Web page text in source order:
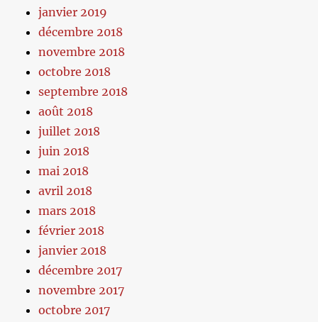
janvier 2019
décembre 2018
novembre 2018
octobre 2018
septembre 2018
août 2018
juillet 2018
juin 2018
mai 2018
avril 2018
mars 2018
février 2018
janvier 2018
décembre 2017
novembre 2017
octobre 2017